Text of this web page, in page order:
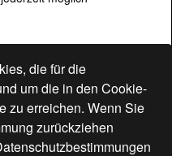
die für die
um die in den Cookie-
zu erreichen. Wenn Sie
zurückziehen